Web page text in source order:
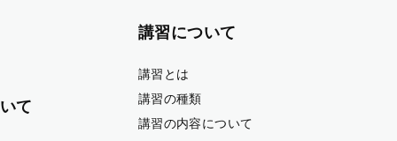
て
講習について
講習とは
講習の種類
講習の内容について